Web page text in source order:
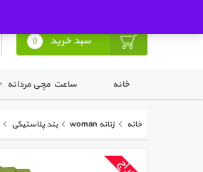
سبد خرید 0
خانه ساعت مچی مردانه
خانه زنانه woman بند پلاستیکی